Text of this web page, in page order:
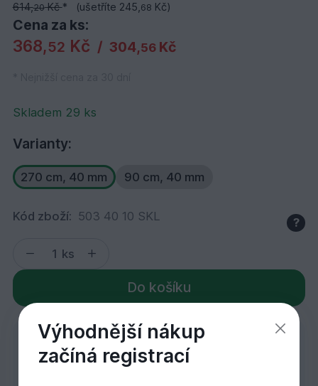
614,20Kč* (ušetříte 245,68 Kč)
Cena za ks:
368,52 Kč / 304,56Kč
Skladem 29 ks
Varianty:
270 cm, 40 mm 90 cm, 40 mm
Kód zboží: 503 40 10 SKL ?
ks
Do košíku
Máte speciální přání?
Rádi Vám zodpovíme
Výhodnější nákup
začíná registrací